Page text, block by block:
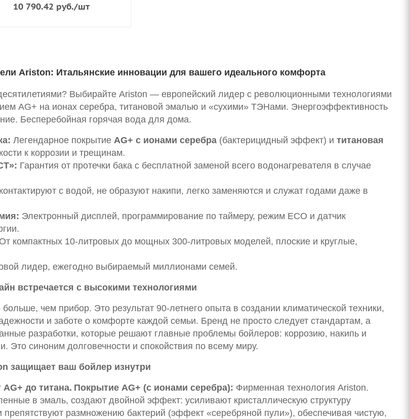
10 790.42 руб./шт
Ariston: Итальянские инновации для вашего идеального комфорта
Выбирайте Ariston — европейский лидер с революционными технологиями
AG+ на ионах серебра, титановой эмалью и «сухими» ТЭНами. Энергоэффективность
Бесперебойная горячая вода для дома.
Легендарное покрытие AG+ с ионами серебра (бактерицидный эффект) и титановая
к коррозии и трещинам.
Гарантия от протечки бака с бесплатной заменой всего водонагревателя в случае
с водой, не образуют накипи, легко заменяются и служат годами даже в
Электронный дисплей, программирование по таймеру, режим ECO и датчик
От компактных 10-литровых до мощных 300-литровых моделей, плоские и круглые,
лидер, ежегодно выбираемый миллионами семей.
встречается с высокими технологиями
чем прибор. Это результат 90-летнего опыта в создании климатической техники,
и заботе о комфорте каждой семьи. Бренд не просто следует стандартам, а
разработки, которые решают главные проблемы бойлеров: коррозию, накипь и
Это синоним долговечности и спокойствия по всему миру.
защищает ваш бойлер изнутри
до титана. Покрытие AG+ (с ионами серебра): Фирменная технология Ariston.
в эмаль, создают двойной эффект: усиливают кристаллическую структуру
препятствуют размножению бактерий (эффект «серебряной пули»), обеспечивая чистую,